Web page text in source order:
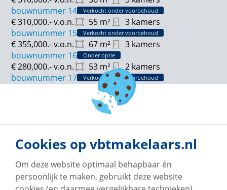
bouwnummer 14
Verkocht onder voorbehoud
55 m² 3 kamers
€ 310,000.-v.o.n.
bouwnummer 15
Verkocht onder voorbehoud
67 m² 3 kamers
€ 355,000.-v.o.n.
bouwnummer 16
Onder optie
53 m² 2 kamers
€ 280,000.-v.o.n.
bouwnummer 17
Verkocht onder voorbehoud
55m² 2 kamers
Verkocht onder voorbehoud
49m²
bouwnummer 19
Onder optie
bouwnummer 20
Onder optie
bouwnummer 21
Verkocht onder voorbehoud
49 m² 2 kamers
€ 272,500.-v.o.n.
Cookies op vbtmakelaars.nl
Om deze website optimaal behapbaar én
persoonlijk te maken, gebruikt deze website